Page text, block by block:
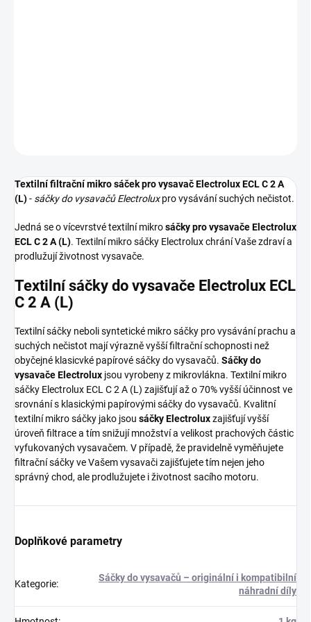
Textilní filtrační mikro sáček pro vysavač Electrolux ECL C 2 A
(L)- sáčky do vysavačů Electroluxpro vysávání suchých nečistot.
Jedná se o vícevrstvé textilní mikrosáčky pro vysavače Electrolux
ECL C 2 A (L). Textilní mikro sáčky Electrolux chrání Vaše zdraví a
prodlužují životnost vysavače.
Textilní sáčky do vysavače Electrolux ECL
C 2 A (L)
Textilní sáčky neboli syntetické mikro sáčky pro vysávání prachu a
suchých nečistot mají výrazně vyšší filtrační schopnosti než
obyčejné klasicvké papírové sáčky do vysavačů. Sáčky do
vysavače Electrolux jsou vyrobeny z mikrovlákna. Textilní mikro
sáčky Electrolux ECL C 2 A (L) zajišťují až o 70% vyšší účinnost ve
srovnání s klasickými papírovými sáčky do vysavačů. Kvalitní
textilní mikro sáčky jako jsou sáčky Electroluxzajišťují vyšší
úroveň filtrace a tím snižují množství a velikost prachových částic
vyfukovaných vysavačem. V případě, že pravidelně vyměňujete
filtrační sáčky ve Vašem vysavači zajišťujete tím nejen jeho
správný chod, ale prodlužujete i životnost sacího motoru.
Doplňkové parametry
Kategorie:
Sáčky do vysavačů – originální i kompatibilní
náhradní díly